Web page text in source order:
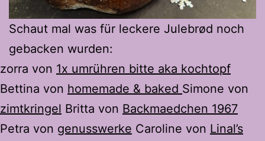
Schaut mal was für leckere Julebrød noch
gebacken wurden:
zorra von 1x umrühren bitte aka kochtopf
Bettina von homemade & baked Simone von
zimtkringel Britta von Backmaedchen 1967
Petra von genusswerke Caroline von Linal’s